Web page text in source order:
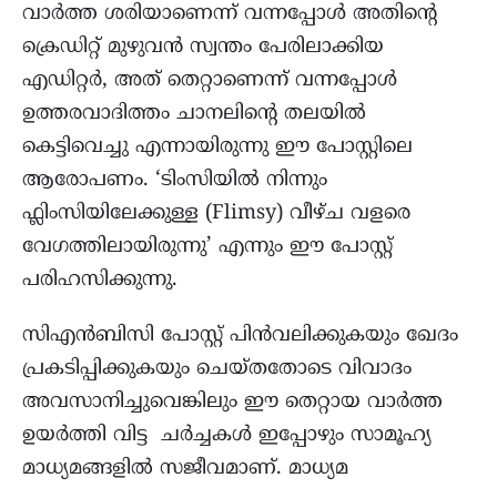
വാർത്ത ശരിയാണെന്ന് വന്നപ്പോൾ അതിന്റെ
ക്രെഡിറ്റ് മുഴുവൻ സ്വന്തം പേരിലാക്കിയ
എഡിറ്റർ, അത് തെറ്റാണെന്ന് വന്നപ്പോൾ
ഉത്തരവാദിത്തം ചാനലിന്റെ തലയിൽ
കെട്ടിവെച്ചു എന്നായിരുന്നു ഈ പോസ്റ്റിലെ
ആരോപണം. ‘ടിംസിയിൽ നിന്നും
ഫ്ലിംസിയിലേക്കുള്ള (Flimsy) വീഴ്ച വളരെ
വേഗത്തിലായിരുന്നു’ എന്നും ഈ പോസ്റ്റ്
പരിഹസിക്കുന്നു.
സിഎൻബിസി പോസ്റ്റ് പിൻവലിക്കുകയും ഖേദം
പ്രകടിപ്പിക്കുകയും ചെയ്തതോടെ വിവാദം
അവസാനിച്ചുവെങ്കിലും ഈ തെറ്റായ വാർത്ത
ഉയർത്തി വിട്ട ചർച്ചകൾ ഇപ്പോഴും സാമൂഹ്യ
മാധ്യമങ്ങളിൽ സജീവമാണ്. മാധ്യമ